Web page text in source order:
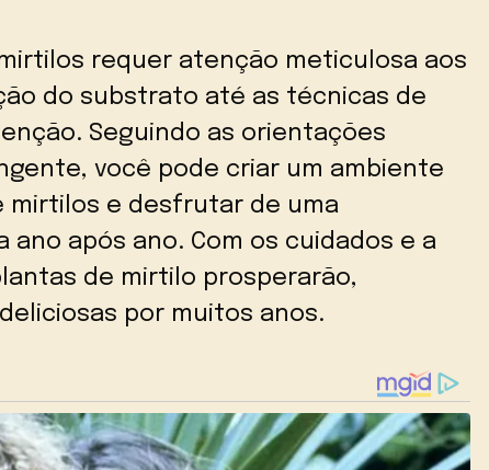
requer atenção meticulosa aos
do substrato até as técnicas de
Seguindo as orientações
você pode criar um ambiente
mirtilos e desfrutar de uma
após ano. Com os cuidados e a
de mirtilo prosperarão,
por muitos anos.